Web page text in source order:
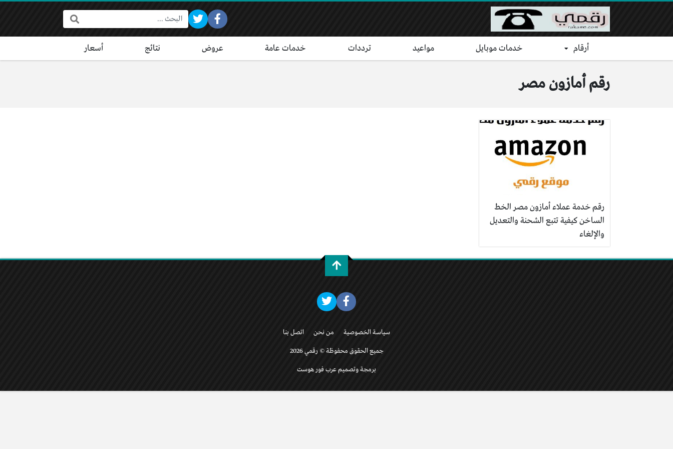
البحث:
أرقام خدمات موبايل مواعيد ترددات خدمات عامة عروض نتائج أسعار
رقم أمازون مصر
رقم خدمة عملاء أمازون مصر الخط
الساخن كيفية تتبع الشحنة والتعديل
والإلغاء
سياسة الخصوصية من نحن اتصل بنا
جميع الحقوق محفوظة © رقمي 2026
برمجة وتصميم عرب فور هوست